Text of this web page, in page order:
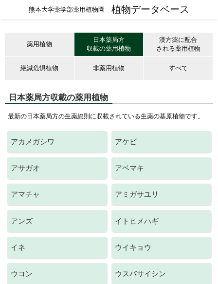
熊本大学薬学部薬用植物園 植物データベース
薬用植物
日本薬局方
収載の薬用植物
漢方薬に配合
される薬用植物
絶滅危惧植物 非薬用植物 すべて
日本薬局方収載の薬用植物
最新の日本薬局方の生薬総則に収載されている生薬の基原植物です。
アカメガシワ アケビ
アサガオ アベマキ
アマチャ アミガサユリ
アンズ イトヒメハギ
イネ ウイキョウ
ウコン ウスバサイシン